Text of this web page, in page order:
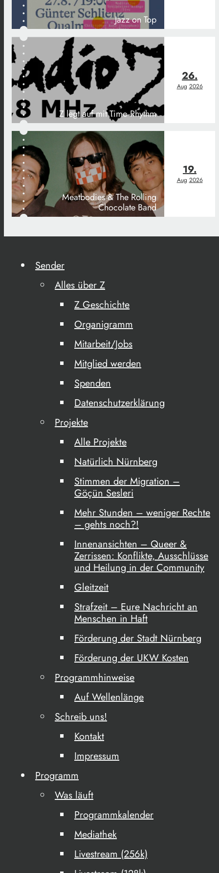
Jazz on Top
Z legt auf mit Timo Rhythm
26.
Aug 2026
Meatbodies & The Rolling
Chocolate Band
19.
Aug 2026
Sender
Alles über Z
Z Geschichte
Organigramm
Mitarbeit/Jobs
Mitglied werden
Spenden
Datenschutzerklärung
Projekte
Alle Projekte
Natürlich Nürnberg
Stimmen der Migration –
Göçün Sesleri
Mehr Stunden – weniger Rechte
– gehts noch?!
Innenansichten – Queer &
Zerrissen: Konflikte, Ausschlüsse
und Heilung in der Community
Gleitzeit
Strafzeit – Eure Nachricht an
Menschen in Haft
Förderung der Stadt Nürnberg
Förderung der UKW Kosten
Programmhinweise
Auf Wellenlänge
Schreib uns!
Kontakt
Impressum
Programm
Was läuft
Programmkalender
Mediathek
Livestream (256k)